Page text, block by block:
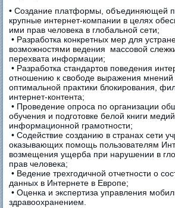
• Создание платформы, объединяющей
крупные интернет-компании в целях
ими прав человека в глобальной сети;
• Разработка конкретных мер для
возможностями ведения массовой
перехвата информации;
• Разработка стандартов поведения
отношению к свободе выражения мнений
оптимальной практики блокирования,
интернет-контента;
• Проведение опроса по организации
обучения и подготовке белой книги
информационной грамотности;
• Содействие созданию в странах сети
оказывающих помощь пользователям
возмещения ущерба при нарушении в
прав человека;
• Ведение трехгодичной отчетности о
данных в Интернете в Европе;
• Оценка и экспертиза управления
здравоохранением.